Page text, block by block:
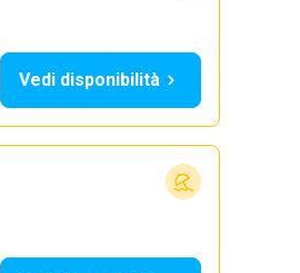
Vedi disponibilità